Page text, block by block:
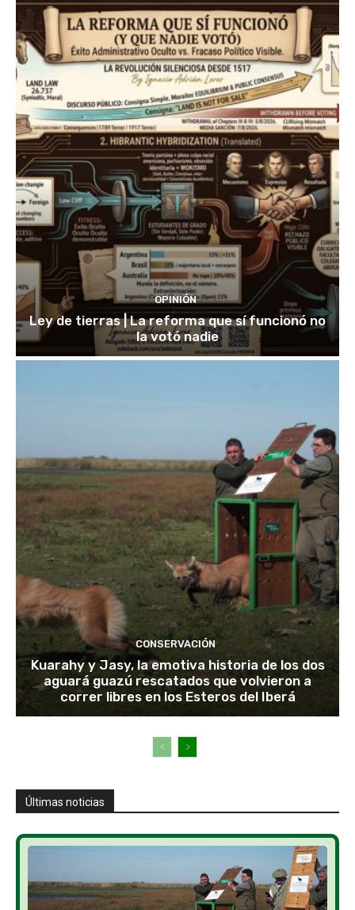
OPINIÓN
Ley de tierras | La reforma que sí funcionó no
la votó nadie
CONSERVACIÓN
Kuarahy y Jasy, la emotiva historia de los dos
aguará guazú rescatados que volvieron a
correr libres en los Esteros del Iberá
Últimas noticias